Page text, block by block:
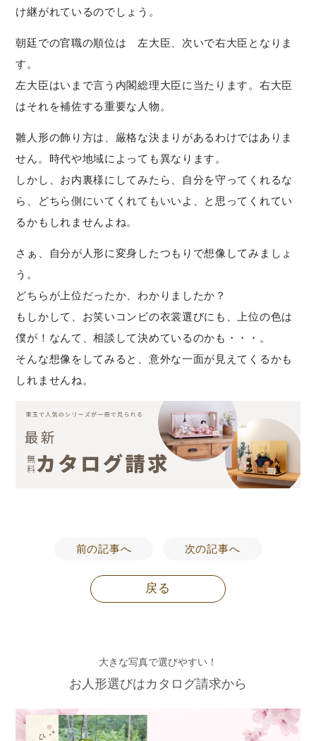
け継がれているのでしょう。
朝廷での官職の順位は 左大臣、次いで右大臣となりま
す。
左大臣はいまで言う内閣総理大臣に当たります。右大臣
はそれを補佐する重要な人物。
雛人形の飾り方は、厳格な決まりがあるわけではありま
せん。時代や地域によっても異なります。
しかし、お内裏様にしてみたら、自分を守ってくれるな
ら、どちら側にいてくれてもいいよ、と思ってくれてい
るかもしれませんよね。
さぁ、自分が人形に変身したつもりで想像してみましょ
う。
どちらが上位だったか、わかりましたか？
もしかして、お笑いコンビの衣裳選びにも、上位の色は
僕が！なんて、相談して決めているのかも・・・。
そんな想像をしてみると、意外な一面が見えてくるかも
しれませんね。
前の記事へ 次の記事へ
戻る
大きな写真で選びやすい！
お人形選びはカタログ請求から